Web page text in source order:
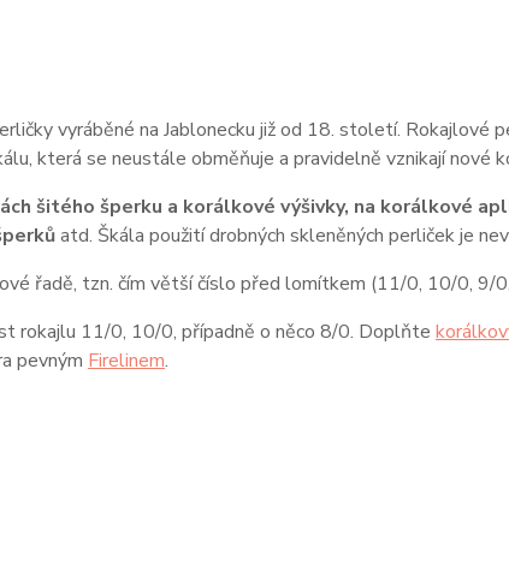
vyráběné na Jablonecku již od 18. století. Rokajlové
která se neustále obměňuje a pravidelně vznikají nové
šitého šperku a korálkové výšivky, na korálkové
atd. Škála použití drobných skleněných perliček je
řadě, tzn. čím větší číslo před lomítkem (11/0, 10/0, 9/
rokajlu 11/0, 10/0, případně o něco 8/0. Doplňte
pevným Firelinem.